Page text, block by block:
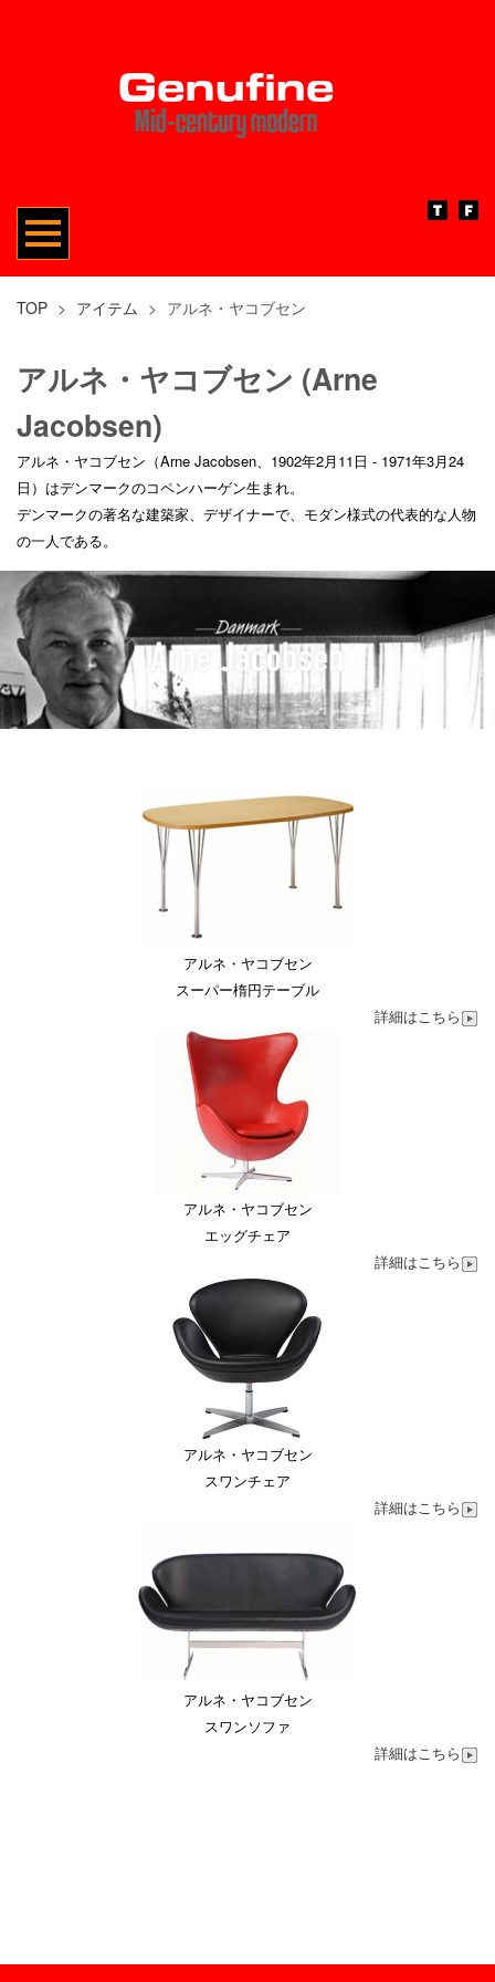
TOP > アイテム > アルネ・ヤコブセン
アルネ・ヤコブセン (Arne
Jacobsen)
アルネ・ヤコブセン（Arne Jacobsen、1902年2月11日 - 1971年3月24
日）はデンマークのコペンハーゲン生まれ。
デンマークの著名な建築家、デザイナーで、モダン様式の代表的な人物
の一人である。
アルネ・ヤコブセン
スーパー楕円テーブル
詳細はこちら
アルネ・ヤコブセン
エッグチェア
詳細はこちら
アルネ・ヤコブセン
スワンチェア
詳細はこちら
アルネ・ヤコブセン
スワンソファ
詳細はこちら